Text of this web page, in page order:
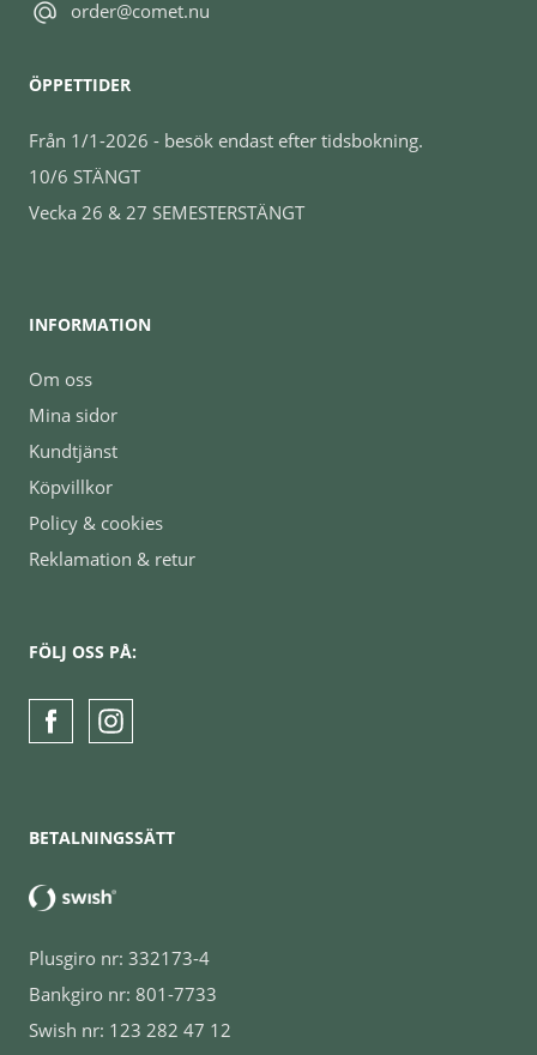
order@comet.nu
ÖPPETTIDER
Från 1/1-2026 - besök endast efter tidsbokning.
10/6 STÄNGT
Vecka 26 & 27 SEMESTERSTÄNGT
INFORMATION
Om oss
Mina sidor
Kundtjänst
Köpvillkor
Policy & cookies
Reklamation & retur
FÖLJ OSS PÅ:
BETALNINGSSÄTT
Plusgiro nr: 332173-4
Bankgiro nr: 801-7733
Swish nr: 123 282 47 12